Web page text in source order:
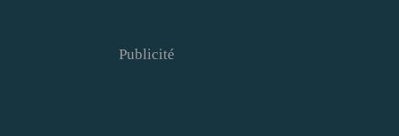
Publicité